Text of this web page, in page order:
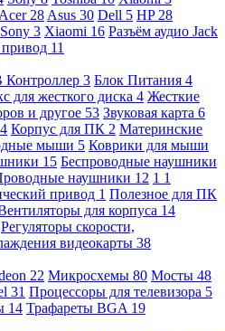
Acer 28 Asus 30 Dell 5 HP 28
Sony 3 Xiaomi 16 Разъём аудио Jack
11
Контроллер 3 Блок Питания 4
для жесткого диска 4 Жесткие
и другое 53 Звуковая карта 6
4 Корпус для ПК 2 Материнские
мыши 5 Коврики для мыши
15 Беспроводные наушники
наушники 12 1 1
привод 1 Полезное для ПК
для корпуса 14
Регуляторы скорости,
видеокарты 38
22 Микросхемы 80 Мосты 48
31 Процессоры для телевизора 5
14 Трафареты BGA 19